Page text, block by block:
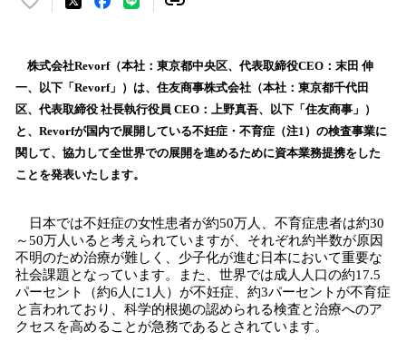
い
！
数
を
読
込
み
で
す
株式会社Revorf（本社：東京都中央区、代表取締役CEO：末田 伸
一、以下「Revorf」）は、住友商事株式会社（本社：東京都千代田
区、代表取締役 社長執行役員 CEO：上野真吾、以下「住友商事」）
と、Revorfが国内で展開している不妊症・不育症（注1）の検査事業に
関して、協力して全世界での展開を進めるために資本業務提携をした
ことを発表いたします。
日本では不妊症の女性患者が約50万人、不育症患者は約30
～50万人いると考えられていますが、それぞれ約半数が原因
不明のため治療が難しく、少子化が進む日本において重要な
社会課題となっています。また、世界では成人人口の約17.5
パーセント（約6人に1人）が不妊症、約3パーセントが不育症
と言われており、科学的根拠の認められる検査と治療へのア
クセスを高めることが急務であるとされています。